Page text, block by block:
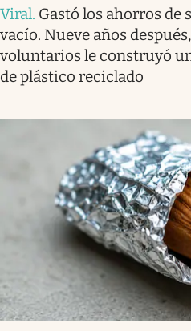
Viral. Gastó los ahorros de
vacío. Nueve años
voluntarios le construyó
de plástico reciclado